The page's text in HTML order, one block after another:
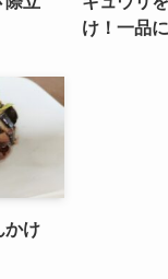
け！一品
かけ